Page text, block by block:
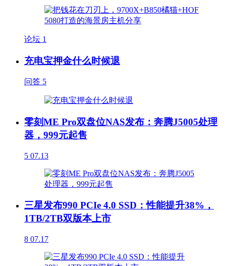
论坛 1
充电宝押金什么时候退
问答 5
零刻ME Pro双盘位NAS发布：奔腾J5005处理
器，999元起售
5 07.13
三星发布990 PCIe 4.0 SSD：性能提升38%，
1TB/2TB双版本上市
8 07.17